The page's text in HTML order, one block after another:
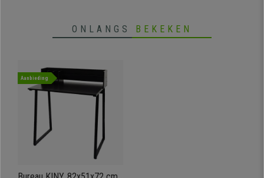
ONLANGS BEKEKEN
Aanbieding